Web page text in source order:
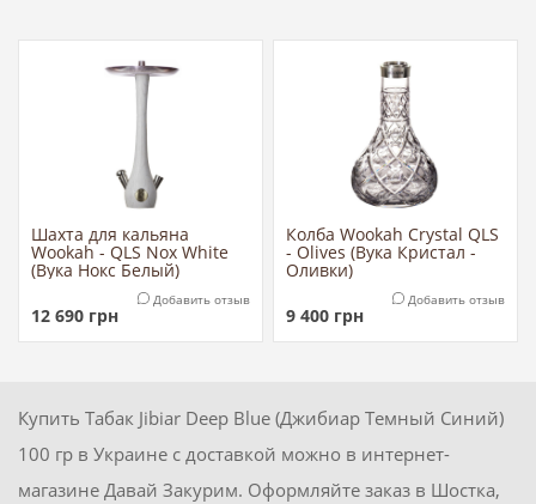
Шахта для кальяна
Wookah - QLS Nox White
(Вука Нокс Белый)
12 690 грн
Добавить отзыв
Колба Wookah Crystal QLS
- Olives (Вука Кристал -
Оливки)
9 400 грн
Добавить отзыв
Купить Табак Jibiar Deep Blue (Джибиар Темный Синий)
100 гр в Украине с доставкой можно в интернет-
магазине Давай Закурим. Оформляйте заказ в Шостка,